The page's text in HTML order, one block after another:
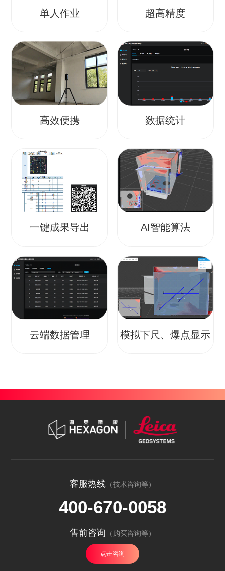
单人作业 超高精度
高效便携 数据统计
一键成果导出 AI智能算法
云端数据管理 模拟下尺、爆点显示
客服热线 （技术咨询等）
400-670-0058
售前咨询 （购买咨询等）
点击咨询